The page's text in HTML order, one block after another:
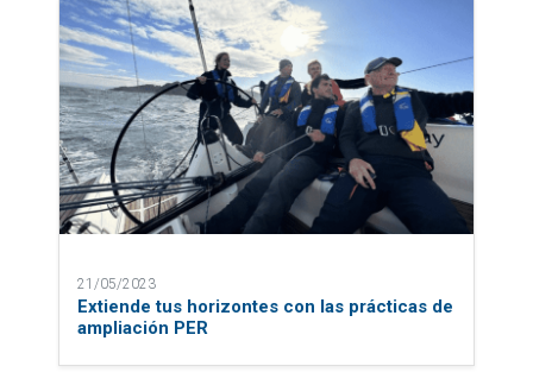
21/05/2023
Extiende tus horizontes con las prácticas de
ampliación PER